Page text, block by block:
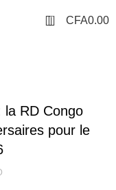
0 CFA0.00
la RD Congo
pour le